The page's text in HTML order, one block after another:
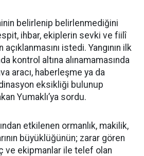
belirlenip belirlenmediğini
ihbar, ekiplerin sevki ve fiilî
istedi. Yangının ilk
kontrol altına alınamamasında
aracı, haberleşme ya da
eksikliği bulunup
Yumaklı’ya sordu.
etkilenen ormanlık, makilik,
büyüklüğünün; zarar gören
ve ekipmanlar ile telef olan